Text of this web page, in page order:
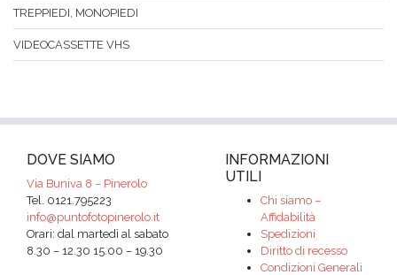
TREPPIEDI, MONOPIEDI
VIDEOCASSETTE VHS
DOVE SIAMO
Via Buniva 8 – Pinerolo
Tel. 0121.795223
info@puntofotopinerolo.it
Orari: dal martedì al sabato
8.30 – 12.30 15.00 – 19.30
INFORMAZIONI
UTILI
Chi siamo –
Affidabilità
Spedizioni
Diritto di recesso
Condizioni Generali